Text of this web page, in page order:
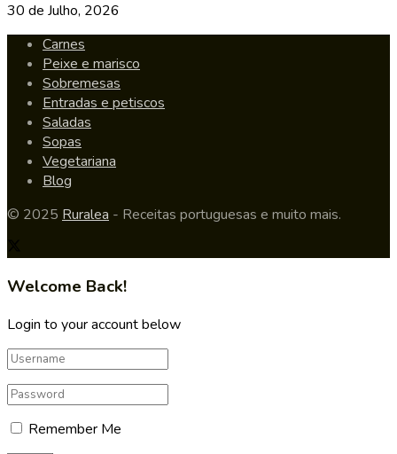
30 de Julho, 2026
Carnes
Peixe e marisco
Sobremesas
Entradas e petiscos
Saladas
Sopas
Vegetariana
Blog
© 2025 Ruralea - Receitas portuguesas e muito mais.
Welcome Back!
Login to your account below
Remember Me